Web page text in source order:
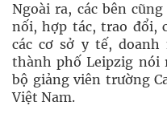
Ngoài ra, các bên
nối, hợp tác, trao đổi,
các cơ sở y tế, doanh
thành phố Leipzig nói
bộ giảng viên trường
Việt Nam.